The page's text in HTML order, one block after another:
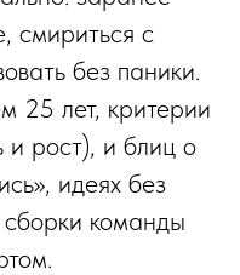
смириться с
без паники.
25 лет, критерии
и рост), и блиц о
идеях без
команды